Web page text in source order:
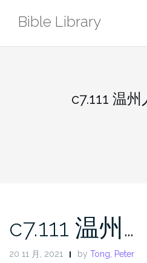
Bible Library
c7.111 温
c7.111 温州…
20 11 月, 2021 by Tong, Peter